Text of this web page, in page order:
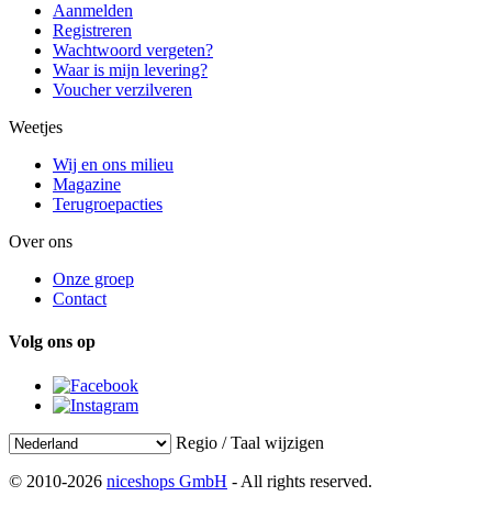
Aanmelden
Registreren
Wachtwoord vergeten?
Waar is mijn levering?
Voucher verzilveren
Weetjes
Wij en ons milieu
Magazine
Terugroepacties
Over ons
Onze groep
Contact
Volg ons op
Regio / Taal wijzigen
© 2010-2026 niceshops GmbH - All rights reserved.